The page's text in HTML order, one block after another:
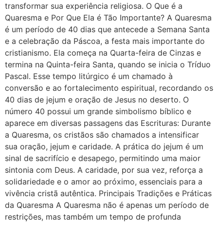
transformar sua experiência religiosa. O Que é a
Quaresma e Por Que Ela é Tão Importante? A Quaresma
é um período de 40 dias que antecede a Semana Santa
e a celebração da Páscoa, a festa mais importante do
cristianismo. Ela começa na Quarta-feira de Cinzas e
termina na Quinta-feira Santa, quando se inicia o Tríduo
Pascal. Esse tempo litúrgico é um chamado à
conversão e ao fortalecimento espiritual, recordando os
40 dias de jejum e oração de Jesus no deserto. O
número 40 possui um grande simbolismo bíblico e
aparece em diversas passagens das Escrituras: Durante
a Quaresma, os cristãos são chamados a intensificar
sua oração, jejum e caridade. A prática do jejum é um
sinal de sacrifício e desapego, permitindo uma maior
sintonia com Deus. A caridade, por sua vez, reforça a
solidariedade e o amor ao próximo, essenciais para a
vivência cristã autêntica. Principais Tradições e Práticas
da Quaresma A Quaresma não é apenas um período de
restrições, mas também um tempo de profunda